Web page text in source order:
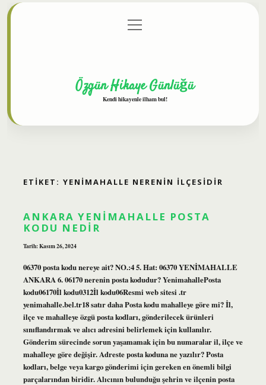
Gizlilik Politikası
menüyü
aç
Özgün Hikaye Günlüğü
Kendi hikayenle ilham bul!
ETIKET: YENIMAHALLE NERENIN ILÇESIDIR
ANKARA YENIMAHALLE POSTA
KODU NEDIR
Tarih: Kasım 26, 2024
06370 posta kodu nereye ait? NO.:4 5. Hat: 06370 YENİMAHALLE
ANKARA 6. 06170 nerenin posta kodudur? YenimahallePosta
kodu06170İl kodu0312İl kodu06Resmi web sitesi .tr
yenimahalle.bel.tr18 satır daha Posta kodu mahalleye göre mi? İl,
ilçe ve mahalleye özgü posta kodları, gönderilecek ürünleri
sınıflandırmak ve alıcı adresini belirlemek için kullanılır.
Gönderim sürecinde sorun yaşamamak için bu numaralar il, ilçe ve
mahalleye göre değişir. Adreste posta koduna ne yazılır? Posta
kodları, belge veya kargo gönderimi için gereken en önemli bilgi
parçalarından biridir. Alıcının bulunduğu şehrin ve ilçenin posta